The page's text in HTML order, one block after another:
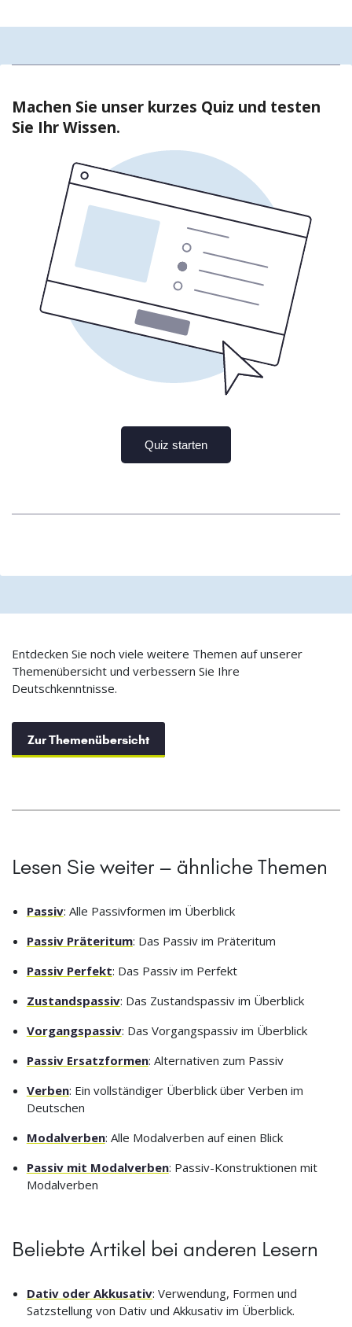
Entdecken Sie noch viele weitere Themen auf unserer
Themenübersicht und verbessern Sie Ihre
Deutschkenntnisse.
Zur Themenübersicht
Lesen Sie weiter – ähnliche Themen
Passiv: Alle Passivformen im Überblick
Passiv Präteritum: Das Passiv im Präteritum
Passiv Perfekt: Das Passiv im Perfekt
Zustandspassiv: Das Zustandspassiv im Überblick
Vorgangspassiv: Das Vorgangspassiv im Überblick
Passiv Ersatzformen: Alternativen zum Passiv
Verben: Ein vollständiger Überblick über Verben im
Deutschen
Modalverben: Alle Modalverben auf einen Blick
Passiv mit Modalverben: Passiv-Konstruktionen mit
Modalverben
Beliebte Artikel bei anderen Lesern
Dativ oder Akkusativ: Verwendung, Formen und
Satzstellung von Dativ und Akkusativ im Überblick.